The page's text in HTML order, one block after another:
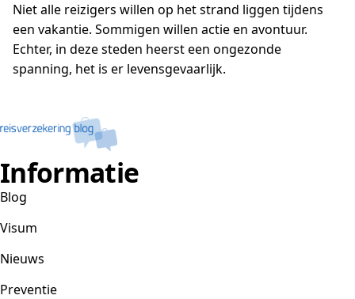
Niet alle reizigers willen op het strand liggen tijdens
een vakantie. Sommigen willen actie en avontuur.
Echter, in deze steden heerst een ongezonde
spanning, het is er levensgevaarlijk.
Informatie
Blog
Visum
Nieuws
Preventie